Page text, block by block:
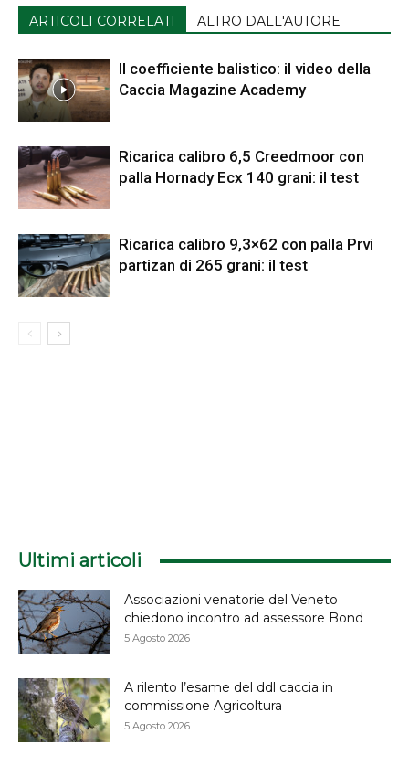
ARTICOLI CORRELATI ALTRO DALL'AUTORE
Il coefficiente balistico: il video della
Caccia Magazine Academy
Ricarica calibro 6,5 Creedmoor con
palla Hornady Ecx 140 grani: il test
Ricarica calibro 9,3×62 con palla Prvi
partizan di 265 grani: il test
Ultimi articoli
Associazioni venatorie del Veneto
chiedono incontro ad assessore Bond
5 Agosto 2026
A rilento l’esame del ddl caccia in
commissione Agricoltura
5 Agosto 2026